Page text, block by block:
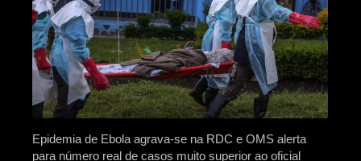
Epidemia de Ebola agrava-se na RDC e OMS alerta
para número real de casos muito superior ao oficial